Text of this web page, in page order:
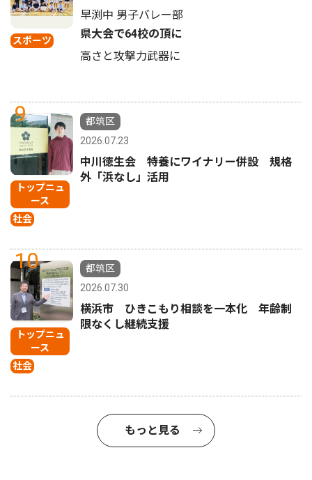
スポーツ
早渕中 男子バレー部
県大会で64校の頂に
高さと攻撃力武器に
9
トップニュ
ース
社会
都筑区
2026.07.23
中川徳生会 特養にワイナリー併設 規格
外「浜なし」活用
10
トップニュ
ース
社会
都筑区
2026.07.30
横浜市 ひきこもり相談を一本化 年齢制
限なくし継続支援
もっと見る